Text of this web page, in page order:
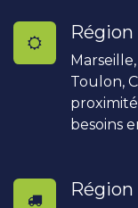
Région
Toulon,
besoins